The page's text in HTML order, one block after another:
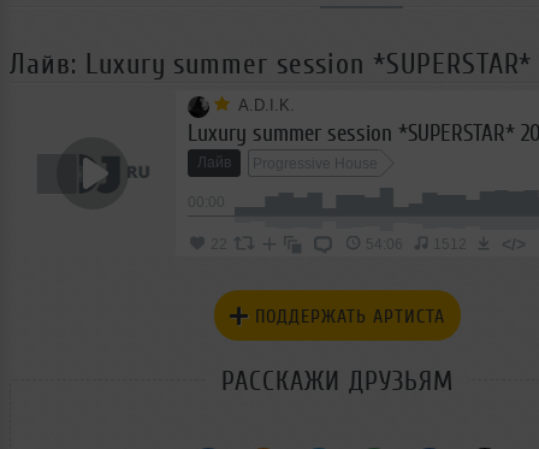
Лайв: Luxury summer session *SUPERSTAR*
A.D.I.K.
Luxury summer session *SUPERSTAR*
Лайв Progressive House
22 54:06 1512 </>
ПОДДЕРЖАТЬ АРТИСТА
РАССКАЖИ ДРУЗЬЯМ